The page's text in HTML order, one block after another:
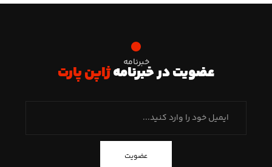
خبرنامه
عضویت در خبرنامهژاپن پارت
عضویت